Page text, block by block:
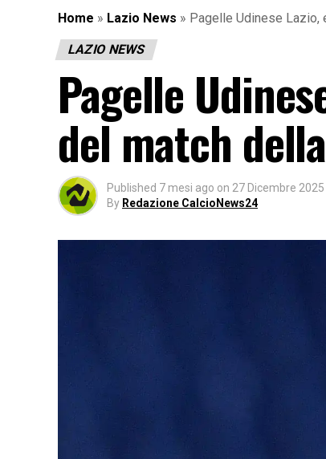
Home » Lazio News » Pagelle Udinese Lazio,
LAZIO NEWS
Pagelle
del match
Published 7 mesi ago on 27 Dicembre 2025
By Redazione CalcioNews24